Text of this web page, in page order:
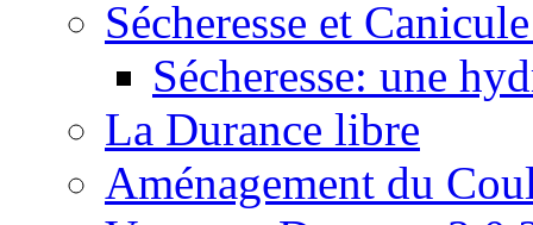
Sécheresse et
Sécheresse: une
La Durance libre
Aménagement du